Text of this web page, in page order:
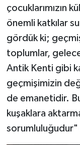
çocuklarımızın
önemli katkılar
gördük ki;
toplumlar,
Antik Kenti gibi
geçmişimizin
de emanetidir.
kuşaklara